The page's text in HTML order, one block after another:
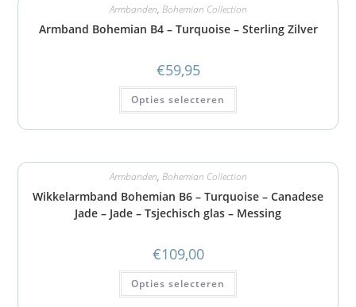
Armbanden, Bohemian Collection
Armband Bohemian B4 – Turquoise – Sterling Zilver
€59,95
Opties selecteren
Armbanden, Bohemian Collection
Wikkelarmband Bohemian B6 – Turquoise – Canadese
Jade – Jade – Tsjechisch glas – Messing
€109,00
Opties selecteren